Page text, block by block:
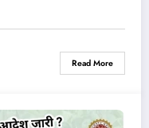
Read More